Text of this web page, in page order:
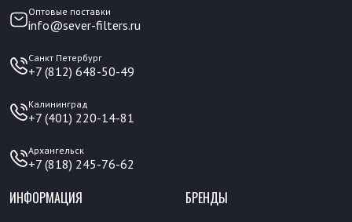
Оптовые поставки
info@sever-filters.ru
Санкт Петербург
+7 (812) 648-50-49
Калининград
+7 (401) 220-14-81
Архангельск
+7 (818) 245-76-62
ИНФОРМАЦИЯ БРЕНДЫ